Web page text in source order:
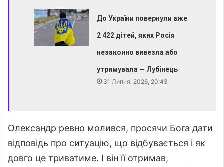
До України повернули вже
2 422 дітей, яких Росія
незаконно вивезла або
утримувала — Лубінець
31 Липня, 2026, 20:43
Олександр ревно молився, просячи Бога дати
відповідь про ситуацію, що відбувається і як
довго це триватиме. І він її отримав,